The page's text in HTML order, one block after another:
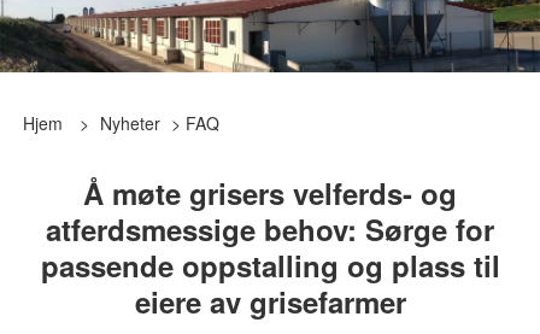
Hjem > Nyheter > FAQ
Å møte grisers velferds- og
atferdsmessige behov: Sørge for
passende oppstalling og plass til
eiere av grisefarmer